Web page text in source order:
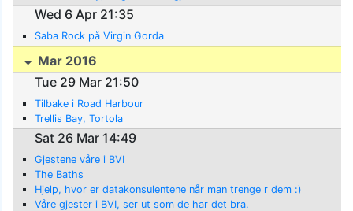
Wed 6 Apr 21:35
Saba Rock på Virgin Gorda
Mar 2016
Tue 29 Mar 21:50
Tilbake i Road Harbour
Trellis Bay, Tortola
Sat 26 Mar 14:49
Gjestene våre i BVI
The Baths
Hjelp, hvor er datakonsulentene når man trenge r dem :)
Våre gjester i BVI, ser ut som de har det bra.